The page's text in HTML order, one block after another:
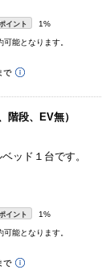
イント 1%
能となります。
階段、EV無）
ッド１台です。
イント 1%
能となります。